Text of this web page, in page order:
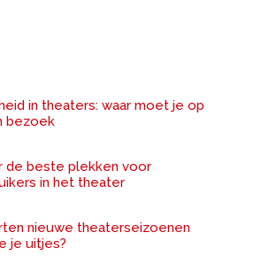
in theaters: waar moet je op
bezoek
de beste plekken voor
in het theater
nieuwe theaterseizoenen
je uitjes?